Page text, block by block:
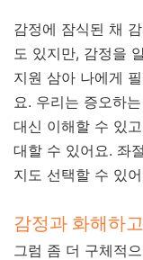
감정에 잠식된 채
도 있지만, 감정을
지원 삼아 나에게
요. 우리는 증오하
대신 이해할 수 있
대할 수 있어요. 좌
지도 선택할 수 있
감정과 화해하
그럼 좀 더 구체적